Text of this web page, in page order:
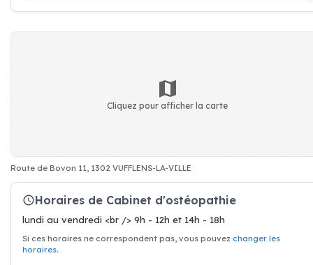
Cliquez pour afficher la carte
Route de Bovon 11, 1302 VUFFLENS-LA-VILLE
Horaires de Cabinet d'ostéopathie
lundi au vendredi <br /> 9h - 12h et 14h - 18h
Si ces horaires ne correspondent pas, vous pouvez changer les
horaires.